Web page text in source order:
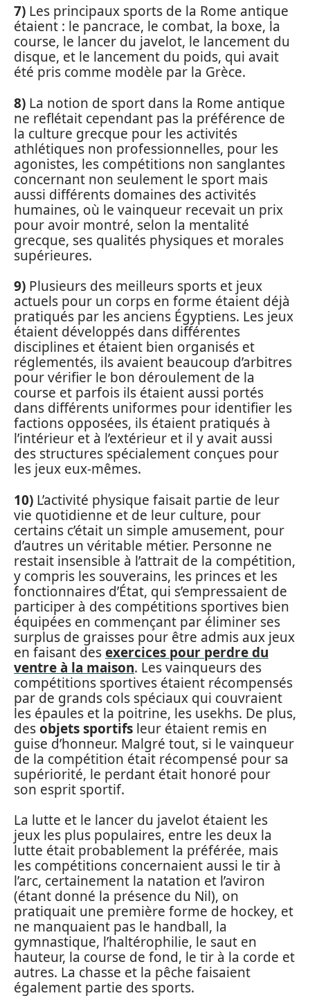
7) Les principaux sports de la Rome antique
étaient : le pancrace, le combat, la boxe, la
course, le lancer du javelot, le lancement du
disque, et le lancement du poids, qui avait
été pris comme modèle par la Grèce.
8) La notion de sport dans la Rome antique
ne reflétait cependant pas la préférence de
la culture grecque pour les activités
athlétiques non professionnelles, pour les
agonistes, les compétitions non sanglantes
concernant non seulement le sport mais
aussi différents domaines des activités
humaines, où le vainqueur recevait un prix
pour avoir montré, selon la mentalité
grecque, ses qualités physiques et morales
supérieures.
9) Plusieurs des meilleurs sports et jeux
actuels pour un corps en forme étaient déjà
pratiqués par les anciens Égyptiens. Les jeux
étaient développés dans différentes
disciplines et étaient bien organisés et
réglementés, ils avaient beaucoup d’arbitres
pour vérifier le bon déroulement de la
course et parfois ils étaient aussi portés
dans différents uniformes pour identifier les
factions opposées, ils étaient pratiqués à
l’intérieur et à l’extérieur et il y avait aussi
des structures spécialement conçues pour
les jeux eux-mêmes.
10) L’activité physique faisait partie de leur
vie quotidienne et de leur culture, pour
certains c’était un simple amusement, pour
d’autres un véritable métier. Personne ne
restait insensible à l’attrait de la compétition,
y compris les souverains, les princes et les
fonctionnaires d’État, qui s’empressaient de
participer à des compétitions sportives bien
équipées en commençant par éliminer ses
surplus de graisses pour être admis aux jeux
en faisant desexercices pour perdre du
ventre à la maison. Les vainqueurs des
compétitions sportives étaient récompensés
par de grands cols spéciaux qui couvraient
les épaules et la poitrine, les usekhs. De plus,
desobjets sportifs leur étaient remis en
guise d’honneur. Malgré tout, si le vainqueur
de la compétition était récompensé pour sa
supériorité, le perdant était honoré pour
son esprit sportif.
La lutte et le lancer du javelot étaient les
jeux les plus populaires, entre les deux la
lutte était probablement la préférée, mais
les compétitions concernaient aussi le tir à
l’arc, certainement la natation et l’aviron
(étant donné la présence du Nil), on
pratiquait une première forme de hockey, et
ne manquaient pas le handball, la
gymnastique, l’haltérophilie, le saut en
hauteur, la course de fond, le tir à la corde et
autres. La chasse et la pêche faisaient
également partie des sports.